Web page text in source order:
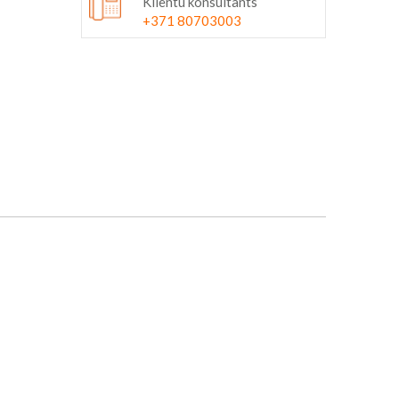
+371 80703003